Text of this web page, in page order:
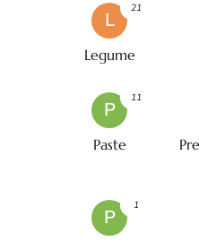
L
Legume
21
P
Paste
11
P
1